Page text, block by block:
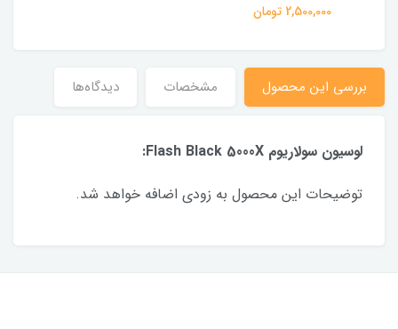
2,500,000 تومان
بررسی این محصول مشخصات دیدگاه‌ها
لوسیون سولاریوم Flash Black 5000X:
توضیحات این محصول به زودی اضافه خواهد شد.